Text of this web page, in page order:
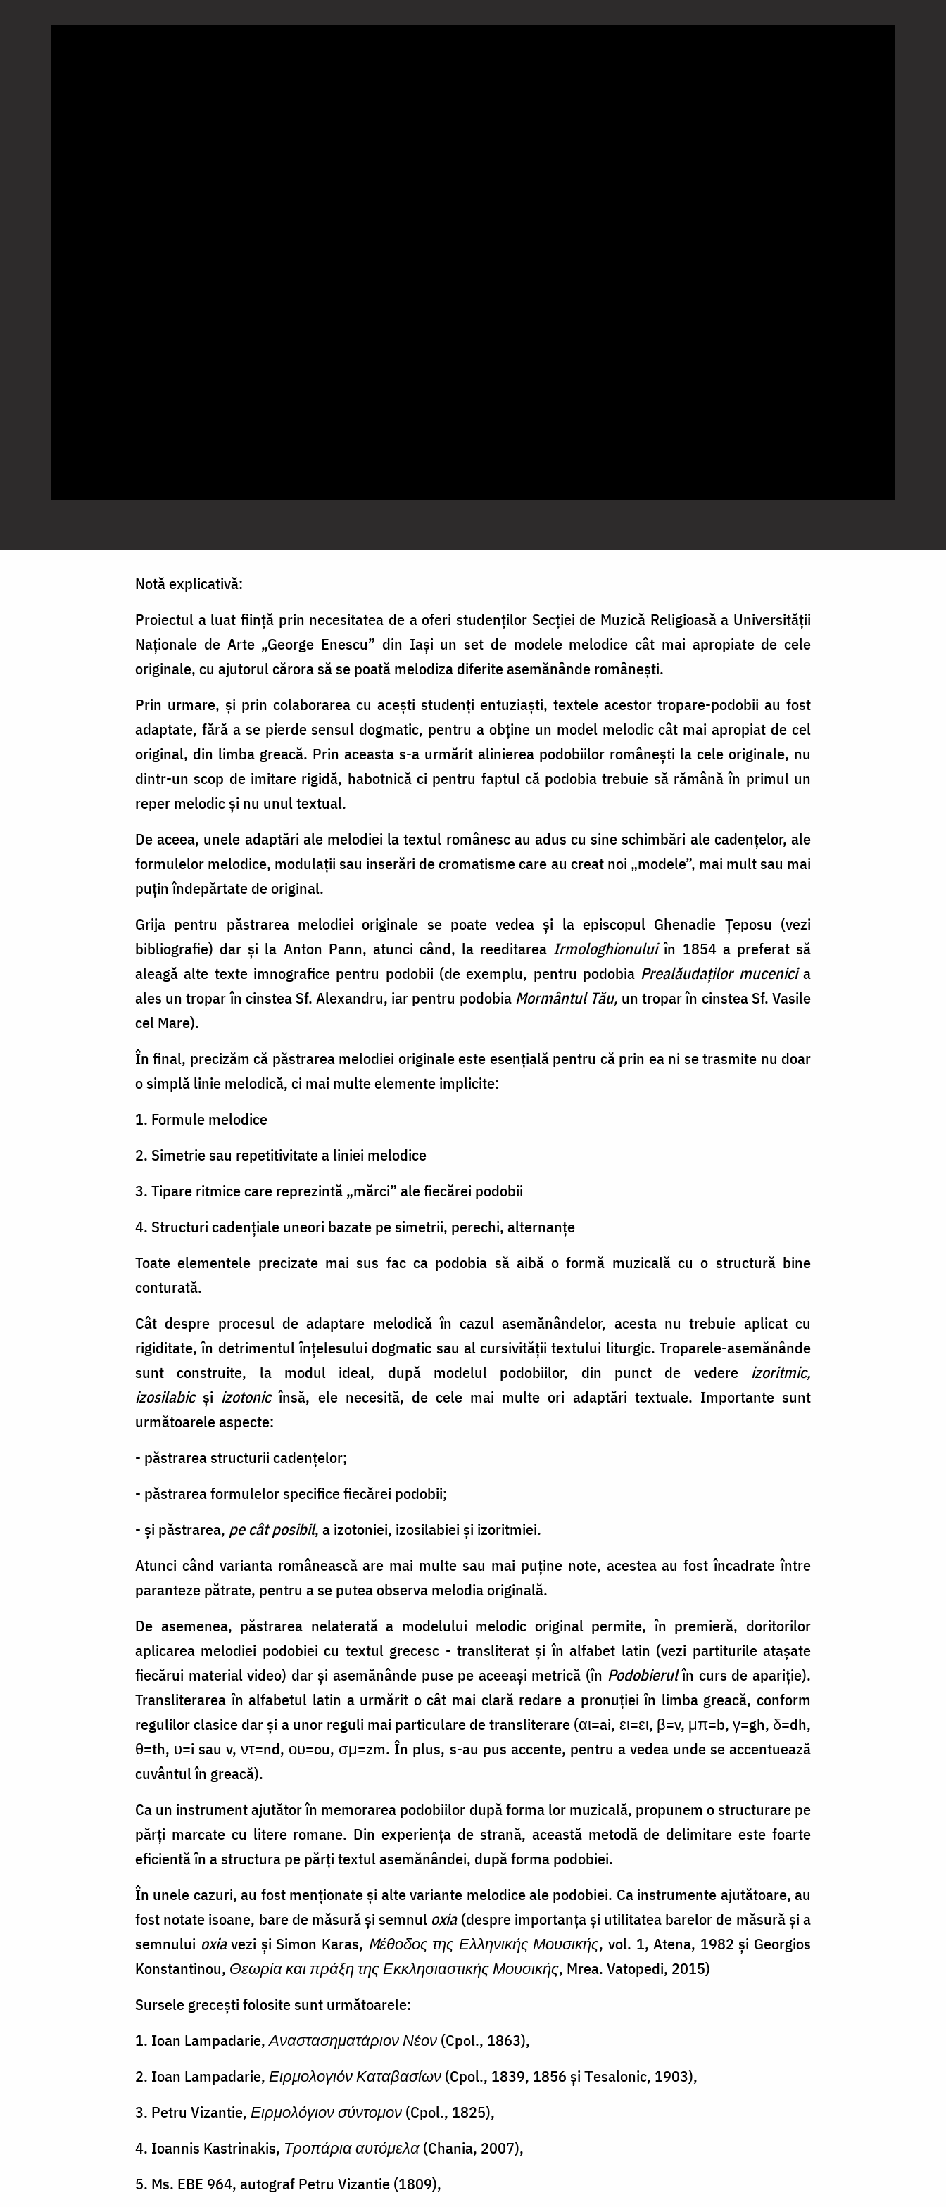
Notă explicativă:
Proiectul a luat ființă prin necesitatea de a oferi studenților Secției de Muzică Religioasă a Universității
Naționale de Arte „George Enescu” din Iași un set de modele melodice cât mai apropiate de cele
originale, cu ajutorul cărora să se poată melodiza diferite asemănânde românești.
Prin urmare, și prin colaborarea cu acești studenți entuziaști, textele acestor tropare-podobii au fost
adaptate, fără a se pierde sensul dogmatic, pentru a obține un model melodic cât mai apropiat de cel
original, din limba greacă. Prin aceasta s-a urmărit alinierea podobiilor românești la cele originale, nu
dintr-un scop de imitare rigidă, habotnică ci pentru faptul că podobia trebuie să rămână în primul un
reper melodic și nu unul textual.
De aceea, unele adaptări ale melodiei la textul românesc au adus cu sine schimbări ale cadențelor, ale
formulelor melodice, modulații sau inserări de cromatisme care au creat noi „modele”, mai mult sau mai
puțin îndepărtate de original.
Grija pentru păstrarea melodiei originale se poate vedea și la episcopul Ghenadie Țeposu (vezi
bibliografie) dar și la Anton Pann, atunci când, la reeditarea Irmologhionuluiîn 1854 a preferat să
aleagă alte texte imnografice pentru podobii (de exemplu, pentru podobia Prealăudaților mucenicia
ales un tropar în cinstea Sf. Alexandru, iar pentru podobia Mormântul Tău, un tropar în cinstea Sf. Vasile
cel Mare).
În final, precizăm că păstrarea melodiei originale este esențială pentru că prin ea ni se trasmite nu doar
o simplă linie melodică, ci mai multe elemente implicite:
1. Formule melodice
2. Simetrie sau repetitivitate a liniei melodice
3. Tipare ritmice care reprezintă „mărci” ale fiecărei podobii
4. Structuri cadențiale uneori bazate pe simetrii, perechi, alternanțe
Toate elementele precizate mai sus fac ca podobia să aibă o formă muzicală cu o structură bine
conturată.
Cât despre procesul de adaptare melodică în cazul asemănândelor, acesta nu trebuie aplicat cu
rigiditate, în detrimentul înțelesului dogmatic sau al cursivității textului liturgic. Troparele-asemănânde
sunt construite, la modul ideal, după modelul podobiilor, din punct de vedere izoritmic,
izosilabic și izotonicînsă, ele necesită, de cele mai multe ori adaptări textuale. Importante sunt
următoarele aspecte:
- păstrarea structurii cadențelor;
- păstrarea formulelor specifice fiecărei podobii;
- și păstrarea, pe cât posibil, a izotoniei, izosilabiei și izoritmiei.
Atunci când varianta românească are mai multe sau mai puține note, acestea au fost încadrate între
paranteze pătrate, pentru a se putea observa melodia originală.
De asemenea, păstrarea nelaterată a modelului melodic original permite, în premieră, doritorilor
aplicarea melodiei podobiei cu textul grecesc - transliterat și în alfabet latin (vezi partiturile atașate
fiecărui material video) dar și asemănânde puse pe aceeași metrică (în Podobierulîn curs de apariție).
Transliterarea în alfabetul latin a urmărit o cât mai clară redare a pronuției în limba greacă, conform
regulilor clasice dar și a unor reguli mai particulare de transliterare (αι=ai, ει=ει, β=v, μπ=b, γ=gh, δ=dh,
θ=th, υ=i sau v, ντ=nd, ου=ou, σμ=zm. În plus, s-au pus accente, pentru a vedea unde se accentuează
cuvântul în greacă).
Ca un instrument ajutător în memorarea podobiilor după forma lor muzicală, propunem o structurare pe
părți marcate cu litere romane. Din experiența de strană, această metodă de delimitare este foarte
eficientă în a structura pe părți textul asemănândei, după forma podobiei.
În unele cazuri, au fost menționate și alte variante melodice ale podobiei. Ca instrumente ajutătoare, au
fost notate isoane, bare de măsură și semnul oxia (despre importanța și utilitatea barelor de măsură și a
semnului oxiavezi și Simon Karas, Mέθοδος της Ελληνικής Μουσικής, vol. 1, Atena, 1982 și Georgios
Konstantinou, Θεωρία και πράξη της Εκκλησιαστικής Μουσικής, Mrea. Vatopedi, 2015)
Sursele grecești folosite sunt următoarele:
1. Ioan Lampadarie,Αναστασηματάριον Νέον (Cpol., 1863),
2. Ioan Lampadarie, Ειρμολογιόν Καταβασίων (Cpol., 1839, 1856 și Τesalonic, 1903),
3. Petru Vizantie, Ειρμολόγιον σύντομον (Cpol., 1825),
4. Ioannis Kastrinakis, Τροπάρια αυτόμελα (Chania, 2007),
5. Ms. EBE 964, autograf Petru Vizantie (1809),